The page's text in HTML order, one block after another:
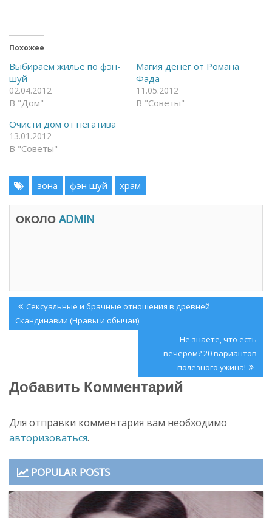
т
ь
а
F
c
e
b
k
О
т
ы
е
т
с
я
н
е
)
с
я
к
в
а
е
т
о
к
н
)
Похожее
Выбираем жилье по фэн-
шуй
02.04.2012
В "Дом"
Магия денег от Романа
Фада
11.05.2012
В "Советы"
Очисти дом от негатива
13.01.2012
В "Советы"
зона фэн шуй храм
ОКОЛО ADMIN
Навигация
по
Previous
Post:
Сексуальные и брачные отношения в древней
Скандинавии (Нравы и обычаи)
Next
Post:
Не знаете, что есть
вечером? 20 вариантов
полезного ужина!
Добавить Комментарий
Для отправки комментария вам необходимо
авторизоваться.
POPULAR POSTS